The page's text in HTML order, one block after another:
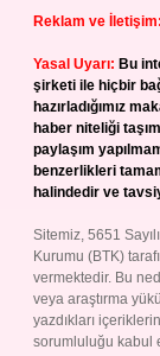
Reklam ve İletişim:
Yasal Uyarı: Bu
şirketi ile hiçbir
hazırladığımız
haber niteliği
paylaşım
benzerlikleri
halindedir ve
Sitemiz, 5651
Kurumu (BTK)
vermektedir. Bu
veya araştırma
yazdıkları
sorumluluğu kabul